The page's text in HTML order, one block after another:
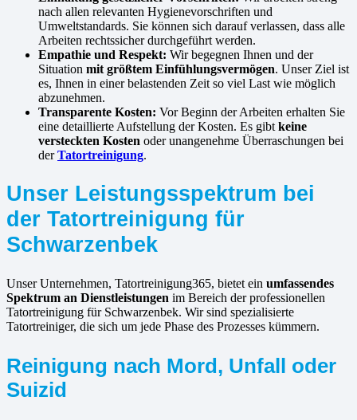
nach allen relevanten Hygienevorschriften und
Umweltstandards. Sie können sich darauf verlassen, dass alle
Arbeiten rechtssicher durchgeführt werden.
Empathie und Respekt: Wir begegnen Ihnen und der
Situation mit größtem Einfühlungsvermögen. Unser Ziel ist
es, Ihnen in einer belastenden Zeit so viel Last wie möglich
abzunehmen.
Transparente Kosten: Vor Beginn der Arbeiten erhalten Sie
eine detaillierte Aufstellung der Kosten. Es gibt keine
versteckten Kosten oder unangenehme Überraschungen bei
derTatortreinigung.
Unser Leistungsspektrum bei
der Tatortreinigung für
Schwarzenbek
Unser Unternehmen, Tatortreinigung365, bietet ein umfassendes
Spektrum an Dienstleistungen im Bereich der professionellen
Tatortreinigung für Schwarzenbek. Wir sind spezialisierte
Tatortreiniger, die sich um jede Phase des Prozesses kümmern.
Reinigung nach Mord, Unfall oder
Suizid